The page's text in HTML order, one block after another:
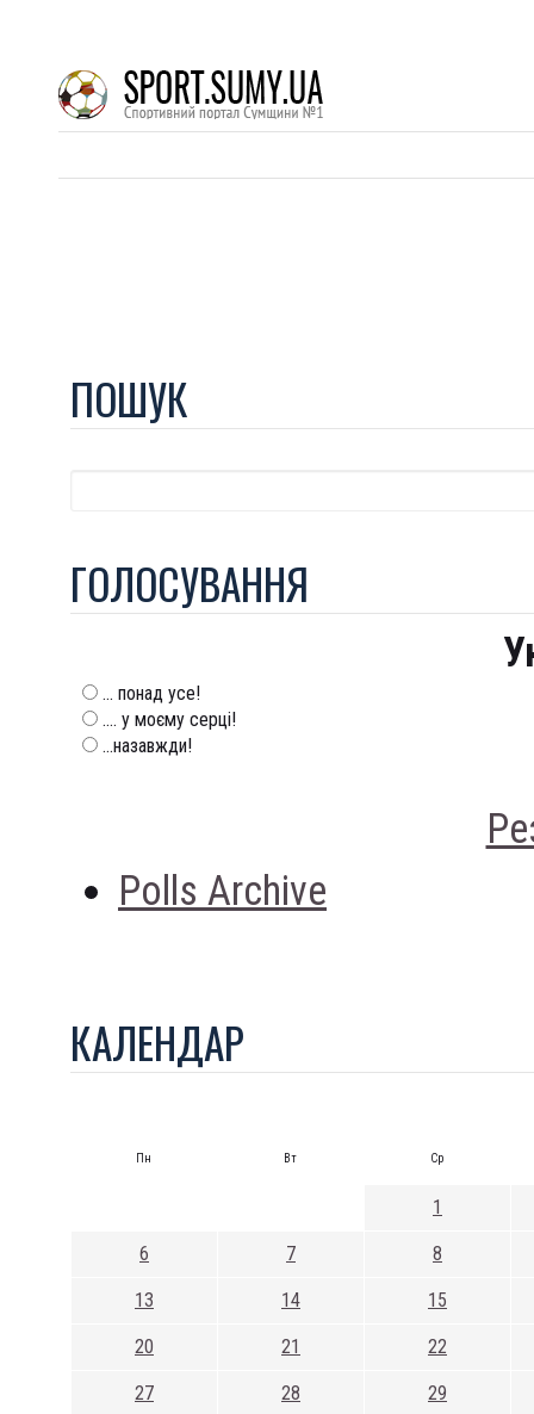
ПОШУК
ГОЛОСУВАННЯ
... понад усе!
.... у моєму серці!
...назавжди!
Polls Archive
КАЛЕНДАР
Пн Вт Ср
1
6 7 8
13 14 15
20 21 22
27 28 29